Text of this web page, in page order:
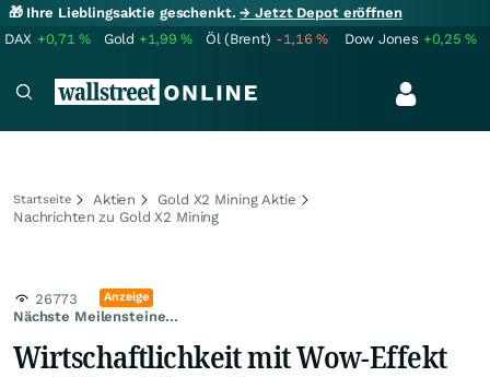
🎁 Ihre Lieblingsaktie geschenkt.→ Jetzt Depot eröffnen
DAX +0,71% Gold +1,99% Öl (Brent) -1,16% Dow Jones +0,25%
Startseite Aktien
Gold X2 Mining Aktie
Nachrichten zu Gold X2 Mining
Nächste Meilensteine...
26773 Anzeige
Wirtschaftlichkeit mit Wow-Effekt